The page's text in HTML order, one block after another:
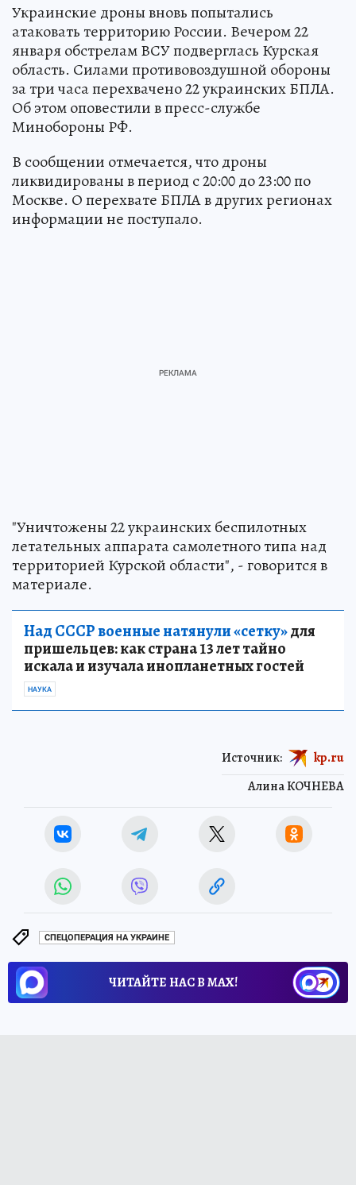
Украинские дроны вновь попытались
атаковать территорию России. Вечером 22
января обстрелам ВСУ подверглась Курская
область. Силами противовоздушной обороны
за три часа перехвачено 22 украинских БПЛА.
Об этом оповестили в пресс-службе
Минобороны РФ.
В сообщении отмечается, что дроны
ликвидированы в период с 20:00 до 23:00 по
Москве. О перехвате БПЛА в других регионах
информации не поступало.
"Уничтожены 22 украинских беспилотных
летательных аппарата самолетного типа над
территорией Курской области", - говорится в
материале.
Над СССР военные натянули «сетку»для
пришельцев: как страна 13 лет тайно
искала и изучала инопланетных гостей
НАУКА
Алина КОЧНЕВА
Источник: kp.ru
СПЕЦОПЕРАЦИЯ НА УКРАИНЕ
ЧИТАЙТЕ НАС В МАХ!